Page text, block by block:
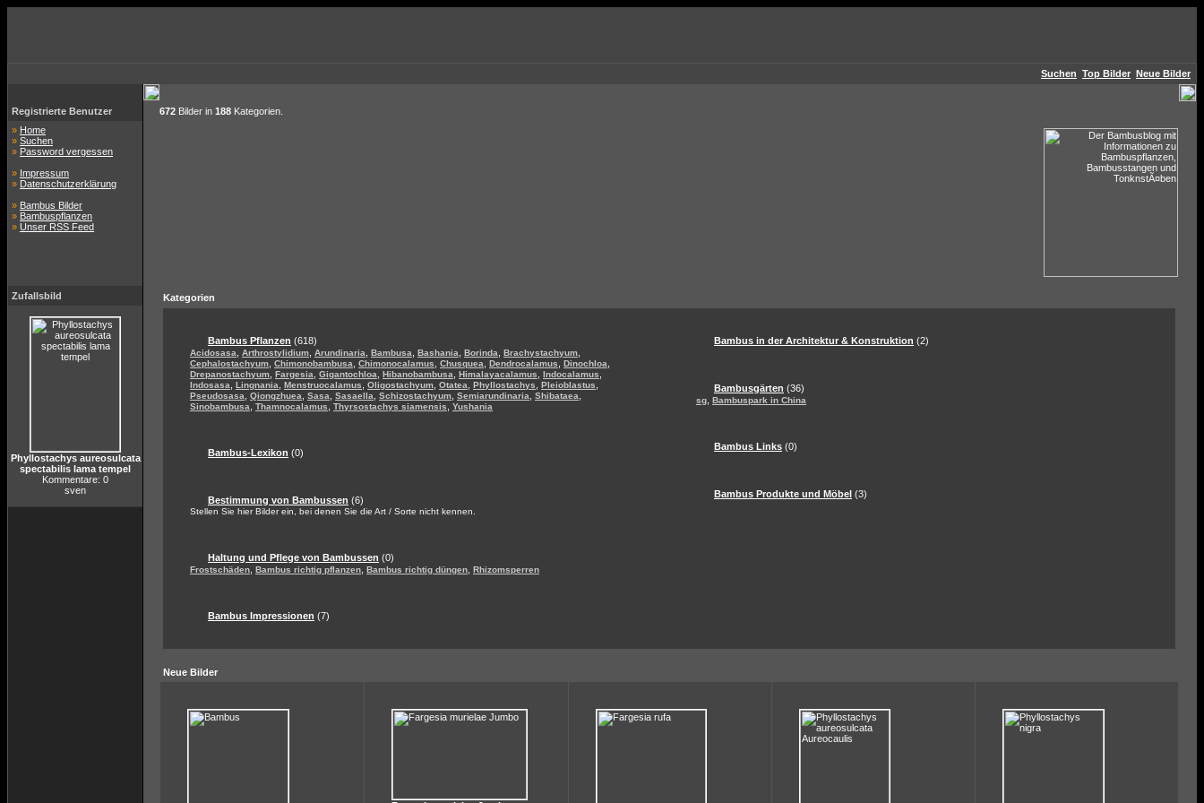
Suchen Top Bilder Neue Bilder
Registrierte Benutzer
» Home
» Suchen
» Password vergessen
» Impressum
» Datenschutzerklärung
» Bambus Bilder
» Bambuspflanzen
» Unser RSS Feed
Zufallsbild
Phyllostachys aureosulcata
spectabilis lama tempel
Kommentare: 0
sven
672 Bilder in 188 Kategorien.
Kategorien
Bambus Pflanzen (618)
Acidosasa Arthrostylidium Arundinaria Bambusa Bashania Borinda Brachystachyum
Cephalostachyum Chimonobambusa Chimonocalamus Chusquea Dendrocalamus Dinochloa
Drepanostachyum Fargesia Gigantochloa Hibanobambusa Himalayacalamus Indocalamus
Indosasa Lingnania Menstruocalamus Oligostachyum Otatea Phyllostachys Pleioblastus
Pseudosasa Qiongzhuea Sasa Sasaella Schizostachyum Semiarundinaria Shibataea
Sinobambusa Thamnocalamus Thyrsostachys siamensis Yushania
Bambus-Lexikon (0)
Bestimmung von Bambussen (6)
Stellen Sie hier Bilder ein, bei denen Sie die Art / Sorte nicht kennen.
Haltung und Pflege von Bambussen (0)
Frostschäden Bambus richtig pflanzen Bambus richtig düngen Rhizomsperren
Bambus Impressionen (7)
Bambus in der Architektur & Konstruktion (2)
Bambusgärten (36)
sg Bambuspark in China
Bambus Links (0)
Bambus Produkte und Möbel (3)
Neue Bilder